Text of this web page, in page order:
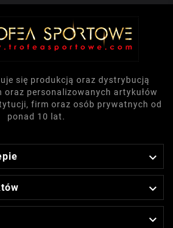
się produkcją oraz dystrybucją
oraz personalizowanych artykułów
firm oraz osób prywatnych od
ponad 10 lat.


